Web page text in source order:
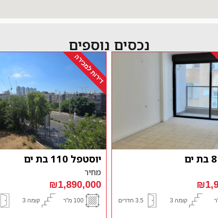
נכסים נוספים
קומה 3 3 חדרים
דירות למכירה
ארלוזרוב 73 מיני
ים
מחיר
₪5,200,000